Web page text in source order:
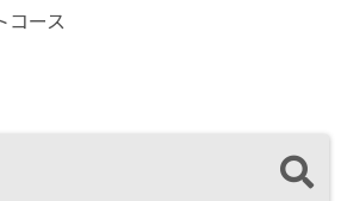
コース